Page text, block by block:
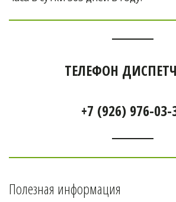
ТЕЛЕФОН
+7 (926) 976-03-
Полезная информация